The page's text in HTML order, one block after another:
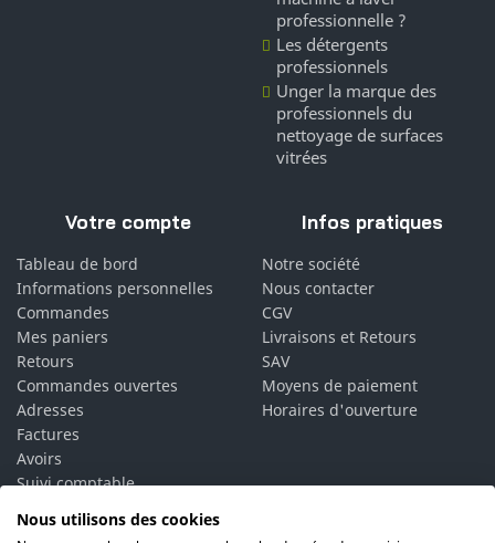
professionnelle ?
Les détergents
professionnels
Unger la marque des
professionnels du
nettoyage de surfaces
vitrées
Votre compte
Tableau de bord
Informations personnelles
Commandes
Mes paniers
Retours
Commandes ouvertes
Adresses
Factures
Avoirs
Suivi comptable
Vos alertes
Infos pratiques
Notre société
Nous contacter
CGV
Livraisons et Retours
SAV
Moyens de paiement
Horaires d'ouverture
Nous utilisons des cookies